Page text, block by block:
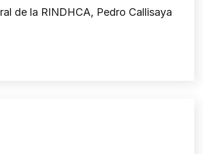
de la RINDHCA, Pedro Callisaya